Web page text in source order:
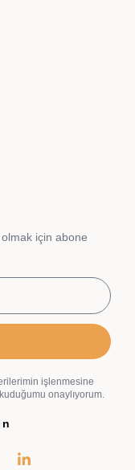
için abone
işlenmesine
onaylıyorum.